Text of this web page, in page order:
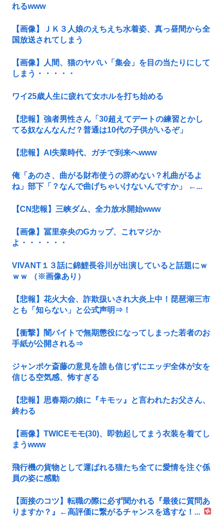
れるwww
【画像】ＪＫ３人娘のえちえち水着姿、真っ昼間から全
国放送されてしまう
【画像】人間、猫のヤバい「集会」を目の当たりにして
しまう・・・・・
ワイ25歳人生に疲れて女ホルを打ち始める
【悲報】強者男性さん「30超えてデートの練習とかし
てる奴なんなんだ？普通は10代の子供がいるぞ」
【悲報】AI失業時代、ガチで到来へwww
俺「あのさ、曲がる財布使うの辞めない？札曲がるよ
ね」部下「？なんで曲げちゃいけないんですか」 ←...
【CN悲報】三峡ダム、全力放水開始www
【画像】冨里奈央のGカップ、これマジか
よ・・・・・・
VIVANT１３話に錦鯉長谷川が出演していると話題にｗ
ｗｗ （※画像あり）
【悲報】花火大会、詐欺扱いされ大炎上中！琵琶湖三市
とも「知らない」と公式声明⇒！
【衝撃】闇バイトで無期懲役になってしまった若者のお
手紙が公開される⇒
ジャンポケ斎藤の意見を誰も信じずにエッヂ全体が女を
信じる空気感、怖すぎる
【悲報】思春期の娘に『キモッ』と言われたお父さん、
終わる
【画像】TWICEモモ(30)、即勃起してまう衣装を着てし
まうwww
飛行機の貨物として運ばれる猫たち全てに愛情を注ぐ係
員の姿に感動
【面接のコツ】転職の際に必ず聞かれる『最後に質問あ
りますか？』←高評価に繋がるチャンスを逃すな！...